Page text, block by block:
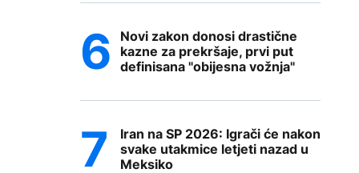
Novi zakon donosi drastične
kazne za prekršaje, prvi put
definisana "obijesna vožnja"
Iran na SP 2026: Igrači će nakon
svake utakmice letjeti nazad u
Meksiko